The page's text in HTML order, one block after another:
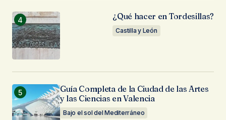
¿Qué hacer en Tordesillas?
Castilla y León
Guía Completa de la Ciudad de las Artes
y las Ciencias en Valencia
Bajo el sol del Mediterráneo